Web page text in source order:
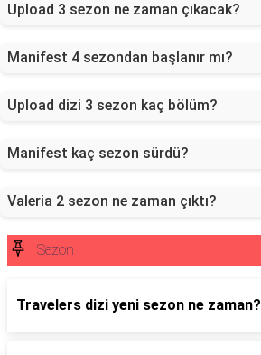
Upload 3 sezon ne zaman çıkacak?
Manifest 4 sezondan başlanır mı?
Upload dizi 3 sezon kaç bölüm?
Manifest kaç sezon sürdü?
Valeria 2 sezon ne zaman çıktı?
Sezon
Travelers dizi yeni sezon ne zaman?